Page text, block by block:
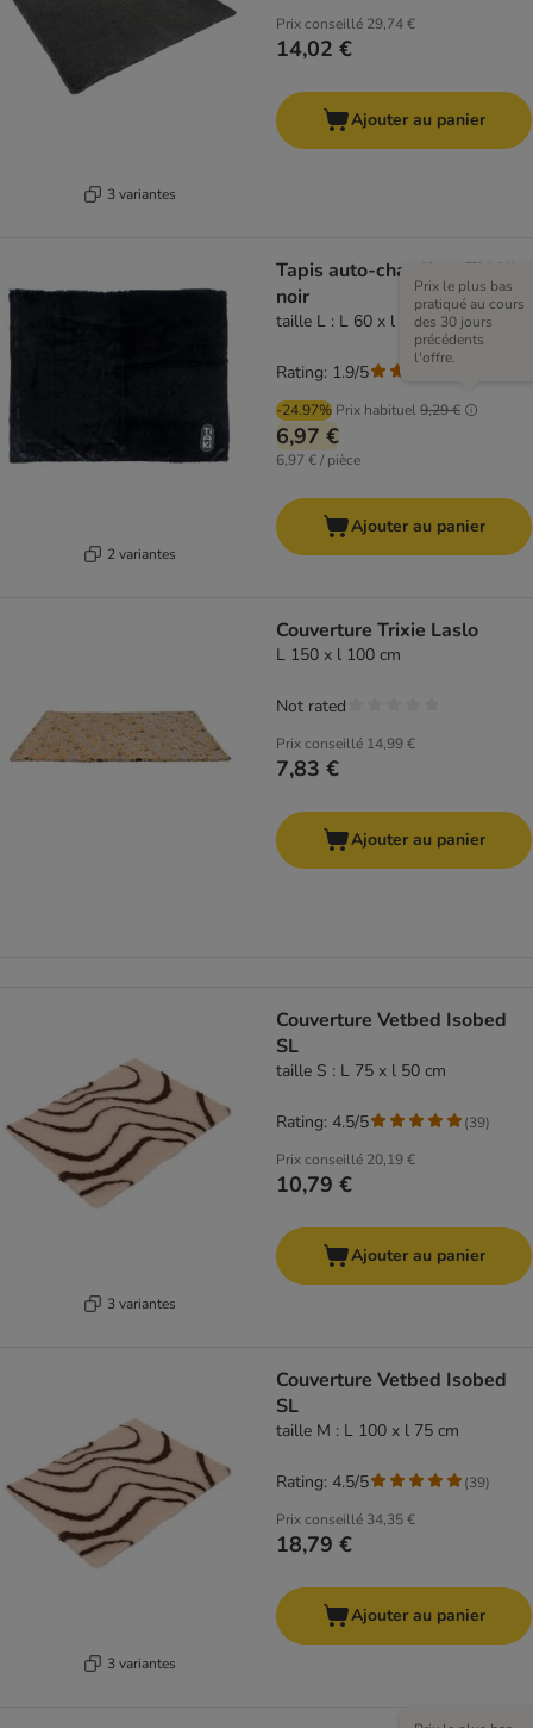
3 variantes
Prix conseillé 29,74 €
14,02 €
Ajouter au panier
2 variantes
Tapis auto-chauffant TIAKI,
noir
taille L : L 60 x l 75 cm
-24.97% Prix habituel9,29 €
Prix le plus bas
pratiqué au cours
des 30 jours
précédents
l'offre.
6,97 €
6,97 € / pièce
Rating: 1.9/5
Ajouter au panier
Couverture Trixie Laslo
L 150 x l 100 cm
Prix conseillé 14,99 €
7,83 €
Not rated
Ajouter au panier
3 variantes
Couverture Vetbed Isobed
SL
taille S : L 75 x l 50 cm
Prix conseillé 20,19 €
10,79 €
Rating: 4.5/5 (39)
Ajouter au panier
3 variantes
Couverture Vetbed Isobed
SL
taille M : L 100 x l 75 cm
Prix conseillé 34,35 €
18,79 €
Rating: 4.5/5 (39)
Ajouter au panier